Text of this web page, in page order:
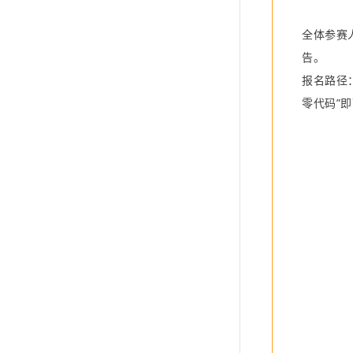
全体参赛
告。
报名路径
零代码”即